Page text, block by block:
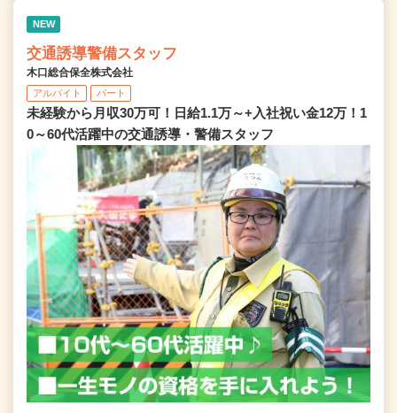
NEW
交通誘導警備スタッフ
木口総合保全株式会社
アルバイト パート
未経験から月収30万可！日給1.1万～+入社祝い金12万！1
0～60代活躍中の交通誘導・警備スタッフ